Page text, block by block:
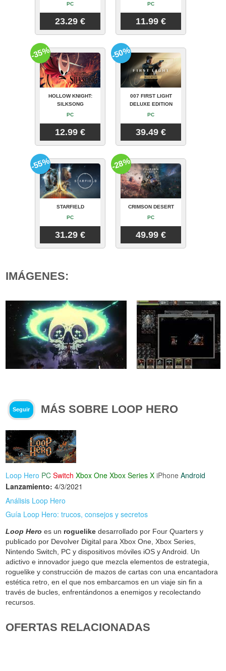
PC
23.29 €
PC
11.99 €
HOLLOW KNIGHT:
SILKSONG
PC
12.99 €
-35%
007 FIRST LIGHT
DELUXE EDITION
PC
39.49 €
-50%
STARFIELD
PC
31.29 €
-55%
CRIMSON DESERT
PC
49.99 €
-28%
IMÁGENES:
Seguir MÁS SOBRE LOOP HERO
Loop Hero PC Switch Xbox One Xbox Series X iPhone Android
Lanzamiento: 4/3/2021
Análisis Loop Hero
Guía Loop Hero: trucos, consejos y secretos
Loop Hero es un roguelike desarrollado por Four Quarters y
publicado por Devolver Digital para Xbox One, Xbox Series,
Nintendo Switch, PC y dispositivos móviles iOS y Android. Un
adictivo e innovador juego que mezcla elementos de estrategia,
roguelike y construcción de mazos de cartas con una encantadora
estética retro, en el que nos embarcamos en un viaje sin fin a
través de bucles, enfrentándonos a enemigos y recolectando
recursos.
OFERTAS RELACIONADAS